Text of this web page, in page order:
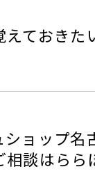
えておき
ショップ
談はらら